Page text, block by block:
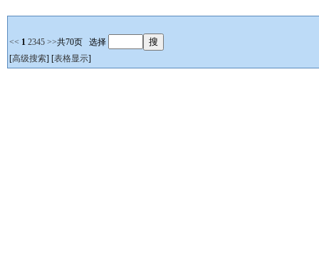
<< 1 2345 >>共70页 选择
[高级搜索] [表格显示]